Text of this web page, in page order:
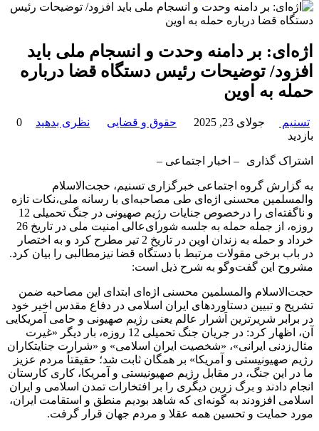
اژه‌ای: بر دامنه وحدت و انسجام ملی باید
افزود/ توضیحات رئیس دستگاه قضا درباره
حمله به اوین
تسنیم جولای 23, 2025 حقوق و قضایی نظری بدهید
0
بازدید
اشتراک گذاری – اخبار اجتماعی –
به گزارش گروه اجتماعی خبرگزاری تسنیم، حجت‌الاسلام
والمسلمین محسنی اژه‌ای طی مصاحبه‌ای با رسانه ملی،نکات تازه‌
و ناگفته‌ای را درخصوص جنایات رژیم صهیونی در جنگ تحمیلی 12
روزه، از جمله حمله به جلسه شورای‌عالی امنیت ملی در تاریخ 26
خرداد و حمله به زندان اوین در تاریخ 2 تیر مطرح کرد و به اختصار
در باب برخی مقولات مرتبط با دستگاه قضا نیزمطالبی را بیان کرد.
مشروح این گفت‌وگو به شرح ذیل است:
حجت‌الاسلام والمسلمین محسنی اژه‌ای ابتدای این مصاحبه ضمن
تشریح و تبیین دستاوردهای ایران اسلامی در دفاع مقدس اخیر خود
در برابر شریرترین اَشرار عالم یعنی رژیم صهیونی و حامی آمریکایی
آن، اظهار کرد: در جریان جنگ تحمیلی 12 روزه، بار دیگر «غیرت
مثال‌زدنی ایرانی»، «شخصیت ایران اسلامی» و «شرارت جنایتکاران
رژیم صهیونیستی و آمریکا» بر همگان ثابت شد؛ حقیقتاً مردم عزیز
ما در این جنگ، در مقابل رژیم صهیونیستی و آمریکا، کاری کارستان
انجام دادند و برگ زرین دیگری را بر افتخارات تمدن اسلامی و ایران
اسلامی افزودند به گونه‌ای که شاهد بودیم منطق و استقامت ایران،
مورد حمایت و تحسین همه عقلا و مردم جهان قرار گرفت.